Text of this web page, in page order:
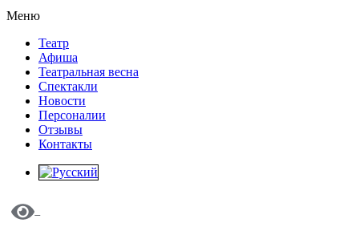
Меню
Театр
Афиша
Театральная весна
Спектакли
Новости
Персоналии
Отзывы
Контакты